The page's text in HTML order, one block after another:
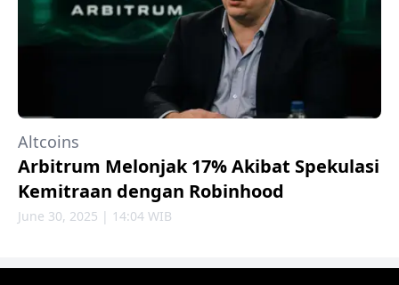
Altcoins
Arbitrum Melonjak 17% Akibat Spekulasi
Kemitraan dengan Robinhood
June 30, 2025 | 14:04 WIB